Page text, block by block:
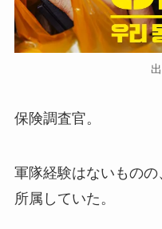
保険調査官。
軍隊経験はないもの
所属していた。